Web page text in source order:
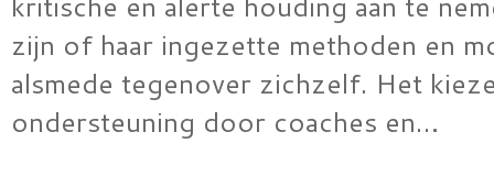
zijn of haar ingezette methoden en
alsmede tegenover zichzelf. Het
ondersteuning door coaches en…